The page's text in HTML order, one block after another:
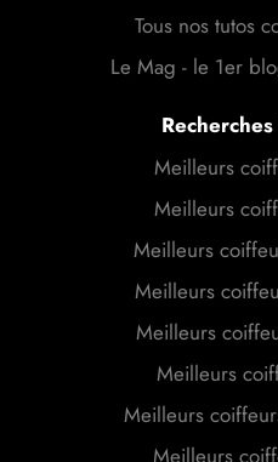
Tous nos tutos
Le Mag - le 1er
Meilleurs
Meilleurs
Meilleurs
Meilleurs
Meilleurs
Meilleurs
Meilleurs
Meilleurs